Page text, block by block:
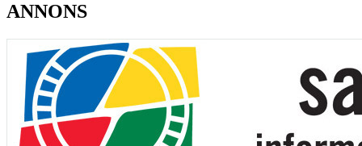
ANNONS